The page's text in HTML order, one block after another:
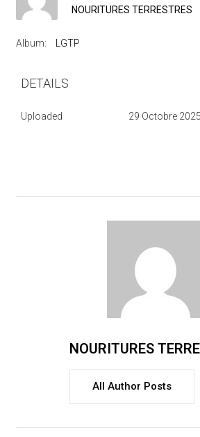
NOURITURES TERRESTRES
Album: LGTP
DETAILS
Uploaded 29 Octobre 2025
NOURITURES
All Author Posts